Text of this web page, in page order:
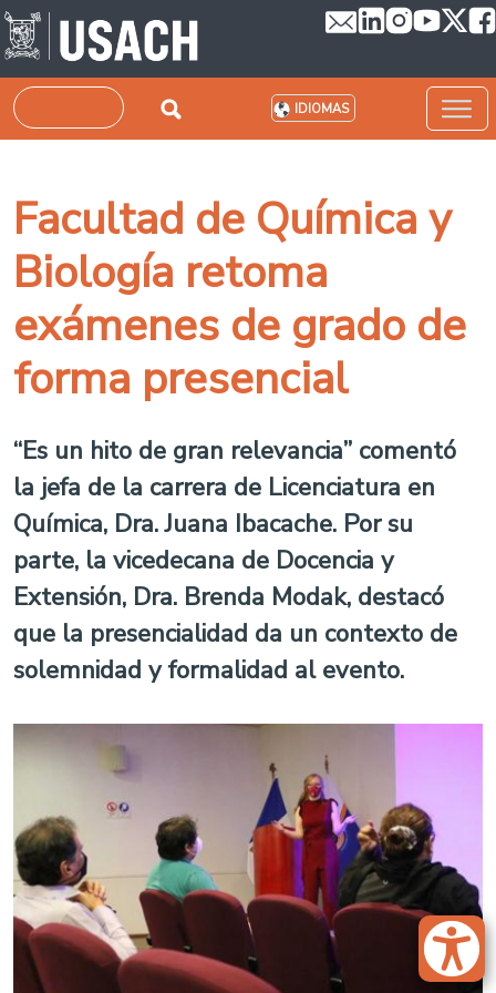
Pasar al contenido principal
Buscar IDIOMAS
Facultad de Química y
Biología retoma
exámenes de grado de
forma presencial
“Es un hito de gran relevancia” comentó
la jefa de la carrera de Licenciatura en
Química, Dra. Juana Ibacache. Por su
parte, la vicedecana de Docencia y
Extensión, Dra. Brenda Modak, destacó
que la presencialidad da un contexto de
solemnidad y formalidad al evento.